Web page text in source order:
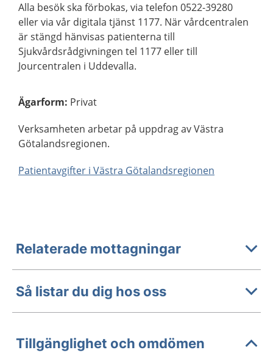
Alla besök ska förbokas, via telefon 0522-39280
eller via vår digitala tjänst 1177. När vårdcentralen
är stängd hänvisas patienterna till
Sjukvårdsrådgivningen tel 1177 eller till
Jourcentralen i Uddevalla.
Ägarform: Privat
Verksamheten arbetar på uppdrag av Västra
Götalandsregionen.
Patientavgifter i Västra Götalandsregionen
Relaterade mottagningar
Så listar du dig hos oss
Tillgänglighet och omdömen